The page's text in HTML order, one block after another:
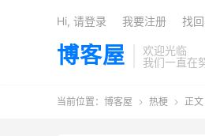
博客屋
欢迎光临
我们一直在
Hi, 请登录 我要注册 找
当前位置： 博客屋  热梗  正文